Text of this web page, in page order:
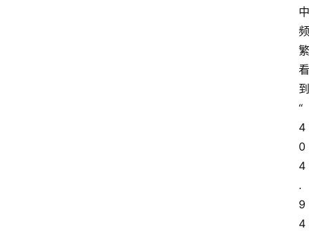
中
频
繁
看
到
“
4
0
4
.
9
4